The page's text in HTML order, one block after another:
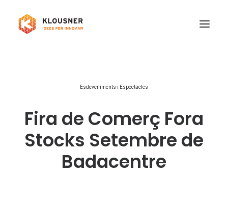
Treballa amb nosaltres
Contacte
Esdeveniments i Espectacles
Fira de Comerç Fora
Stocks Setembre de
Badacentre